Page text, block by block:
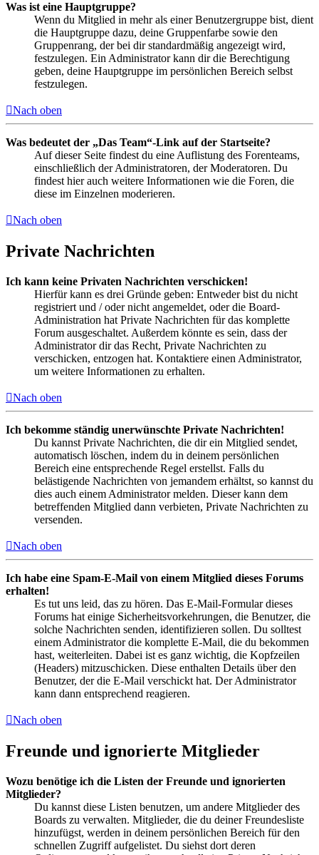
Was ist eine Hauptgruppe?
Wenn du Mitglied in mehr als einer Benutzergruppe bist, dient
die Hauptgruppe dazu, deine Gruppenfarbe sowie den
Gruppenrang, der bei dir standardmäßig angezeigt wird,
festzulegen. Ein Administrator kann dir die Berechtigung
geben, deine Hauptgruppe im persönlichen Bereich selbst
festzulegen.
Nach oben
Was bedeutet der „Das Team“-Link auf der Startseite?
Auf dieser Seite findest du eine Auflistung des Forenteams,
einschließlich der Administratoren, der Moderatoren. Du
findest hier auch weitere Informationen wie die Foren, die
diese im Einzelnen moderieren.
Nach oben
Private Nachrichten
Ich kann keine Privaten Nachrichten verschicken!
Hierfür kann es drei Gründe geben: Entweder bist du nicht
registriert und / oder nicht angemeldet, oder die Board-
Administration hat Private Nachrichten für das komplette
Forum ausgeschaltet. Außerdem könnte es sein, dass der
Administrator dir das Recht, Private Nachrichten zu
verschicken, entzogen hat. Kontaktiere einen Administrator,
um weitere Informationen zu erhalten.
Nach oben
Ich bekomme ständig unerwünschte Private Nachrichten!
Du kannst Private Nachrichten, die dir ein Mitglied sendet,
automatisch löschen, indem du in deinem persönlichen
Bereich eine entsprechende Regel erstellst. Falls du
belästigende Nachrichten von jemandem erhältst, so kannst du
dies auch einem Administrator melden. Dieser kann dem
betreffenden Mitglied dann verbieten, Private Nachrichten zu
versenden.
Nach oben
Ich habe eine Spam-E-Mail von einem Mitglied dieses Forums
erhalten!
Es tut uns leid, das zu hören. Das E-Mail-Formular dieses
Forums hat einige Sicherheitsvorkehrungen, die Benutzer, die
solche Nachrichten senden, identifizieren sollen. Du solltest
einem Administrator die komplette E-Mail, die du bekommen
hast, weiterleiten. Dabei ist es ganz wichtig, die Kopfzeilen
(Headers) mitzuschicken. Diese enthalten Details über den
Benutzer, der die E-Mail verschickt hat. Der Administrator
kann dann entsprechend reagieren.
Nach oben
Freunde und ignorierte Mitglieder
Wozu benötige ich die Listen der Freunde und ignorierten
Mitglieder?
Du kannst diese Listen benutzen, um andere Mitglieder des
Boards zu verwalten. Mitglieder, die du deiner Freundesliste
hinzufügst, werden in deinem persönlichen Bereich für den
schnellen Zugriff aufgelistet. Du siehst dort deren